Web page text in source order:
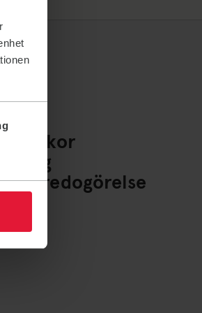
villkor